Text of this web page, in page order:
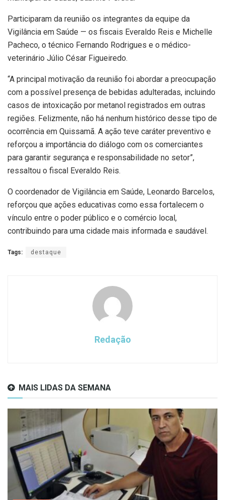
Participaram da reunião os integrantes da equipe da
Vigilância em Saúde — os fiscais Everaldo Reis e Michelle
Pacheco, o técnico Fernando Rodrigues e o médico-
veterinário Júlio César Figueiredo.
“A principal motivação da reunião foi abordar a preocupação
com a possível presença de bebidas adulteradas, incluindo
casos de intoxicação por metanol registrados em outras
regiões. Felizmente, não há nenhum histórico desse tipo de
ocorrência em Quissamã. A ação teve caráter preventivo e
reforçou a importância do diálogo com os comerciantes
para garantir segurança e responsabilidade no setor”,
ressaltou o fiscal Everaldo Reis.
O coordenador de Vigilância em Saúde, Leonardo Barcelos,
reforçou que ações educativas como essa fortalecem o
vínculo entre o poder público e o comércio local,
contribuindo para uma cidade mais informada e saudável.
Tags: destaque
Redação
MAIS LIDAS DA SEMANA